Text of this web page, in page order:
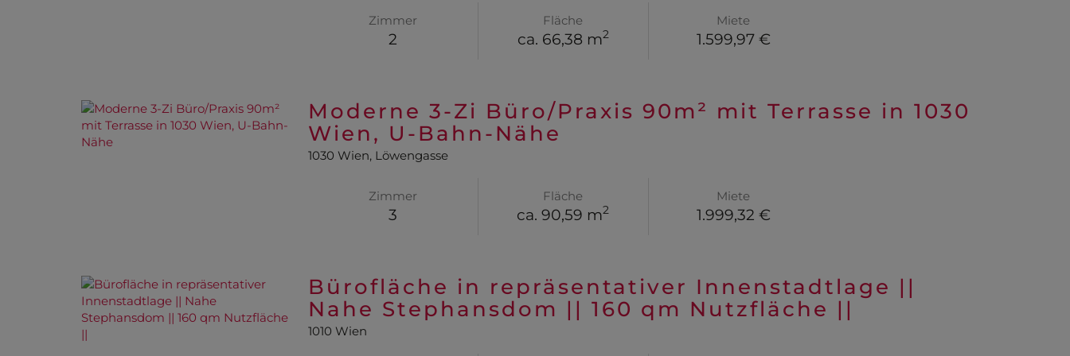
Zimmer
2
Fläche
ca. 66,38 m2
Miete
1.599,97 €
Moderne 3-Zi Büro/Praxis 90m² mit Terrasse in 1030
Wien, U-Bahn-Nähe
1030 Wien, Löwengasse
Zimmer
3
Fläche
ca. 90,59 m2
Miete
1.999,32 €
Bürofläche in repräsentativer Innenstadtlage ||
Nahe Stephansdom || 160 qm Nutzfläche ||
1010 Wien